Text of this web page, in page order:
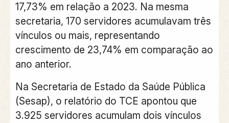
17,73% em relação a 2023. Na mesma
secretaria, 170 servidores acumulavam três
vínculos ou mais, representando
crescimento de 23,74% em comparação ao
ano anterior.
Na Secretaria de Estado da Saúde Pública
(Sesap), o relatório do TCE apontou que
3.925 servidores acumulam dois vínculos